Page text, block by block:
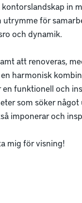
in
för
och dynamik.
att renoveras,
harmonisk
funktionell och
som söker
imponerar och
mig för visning!